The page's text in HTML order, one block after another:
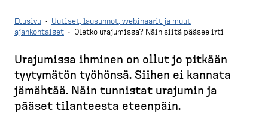
M
u
r
u
p
Etusivu ·
Uutiset, lausunnot, webinaarit ja muut
ajankohtaiset · Oletko urajumissa? Näin siitä pääsee irti
Urajumissa ihminen on ollut jo pitkään
tyytymätön työhönsä. Siihen ei kannata
jämähtää. Näin tunnistat urajumin ja
pääset tilanteesta eteenpäin.